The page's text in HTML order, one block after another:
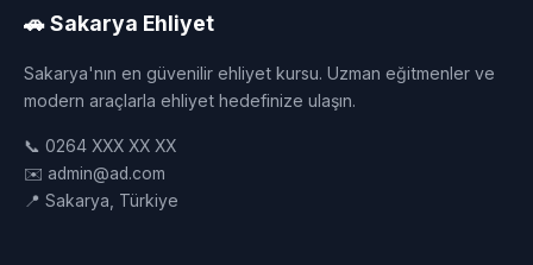
🚗 Sakarya Ehliyet
Sakarya'nın en güvenilir ehliyet kursu. Uzman eğitmenler ve
modern araçlarla ehliyet hedefinize ulaşın.
📞 0264 XXX XX XX
✉️ admin@ad.com
📍 Sakarya, Türkiye